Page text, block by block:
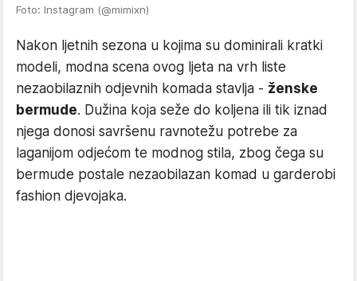
Foto: Instagram (@mimixn)
Nakon ljetnih sezona u kojima su dominirali kratki
modeli, modna scena ovog ljeta na vrh liste
nezaobilaznih odjevnih komada stavlja - ženske
bermude. Dužina koja seže do koljena ili tik iznad
njega donosi savršenu ravnotežu potrebe za
laganijom odjećom te modnog stila, zbog čega su
bermude postale nezaobilazan komad u garderobi
fashion djevojaka.